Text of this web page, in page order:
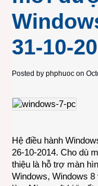
31-10-
Posted by phphuoc on
Hệ điều hành
26-10-2014. Cho dù
thiệu là hỗ trợ màn
Windows, Windows